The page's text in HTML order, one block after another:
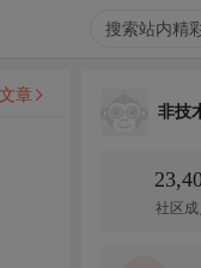
章
非技
社区成